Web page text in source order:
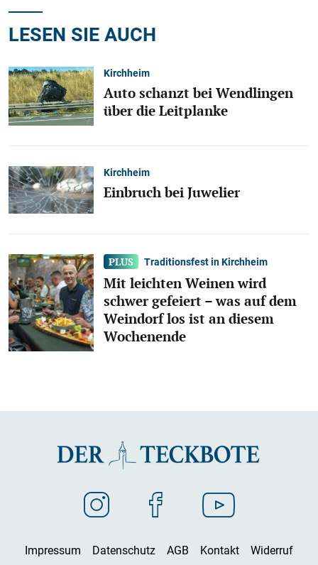
LESEN SIE AUCH
Kirchheim
Auto schanzt bei Wendlingen
über die Leitplanke
Kirchheim
Einbruch bei Juwelier
Traditionsfest in Kirchheim
Mit leichten Weinen wird
schwer gefeiert – was auf dem
Weindorf los ist an diesem
Wochenende
Impressum Datenschutz AGB Kontakt
Widerruf